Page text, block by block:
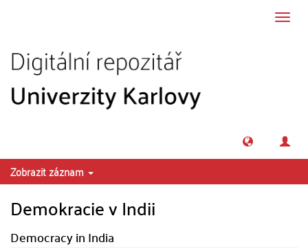
Zobrazit záznam
Demokracie v Indii
Democracy in India